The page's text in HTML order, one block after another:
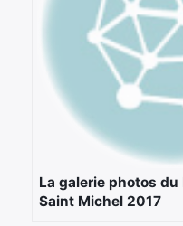
La galerie photos
Saint Michel 2017